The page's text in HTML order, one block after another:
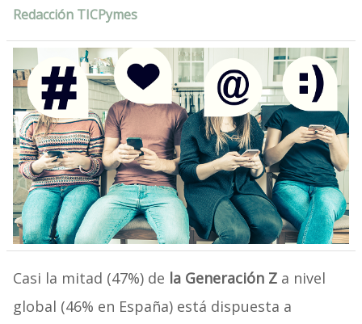
Redacción TICPymes
Casi la mitad (47%) de la Generación Za nivel
global (46% en España) está dispuesta a